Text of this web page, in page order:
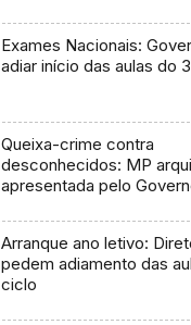
Exames Nacionais:
adiar início das aulas do
Queixa-crime contra
desconhecidos: MP
apresentada pelo
Arranque ano letivo:
pedem adiamento das
ciclo